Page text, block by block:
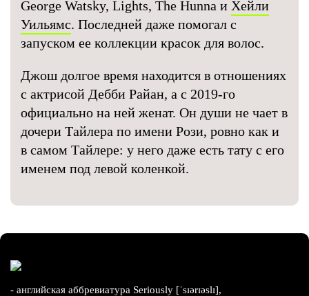
George Watsky, Lights, The Hunna и Хейли
Уильямс. Последней даже помогал с
запуском ее коллекции красок для волос.
Джош долгое время находится в отношениях
с актрисой Дебби Райан, а с 2019-го
официально на ней женат. Он души не чает в
дочери Тайлера по имени Рози, ровно как и
в самом Тайлере: у него даже есть тату с его
именем под левой коленкой.
- английская аббревиатура Seriously [ˈsɪərɪəslɪ],